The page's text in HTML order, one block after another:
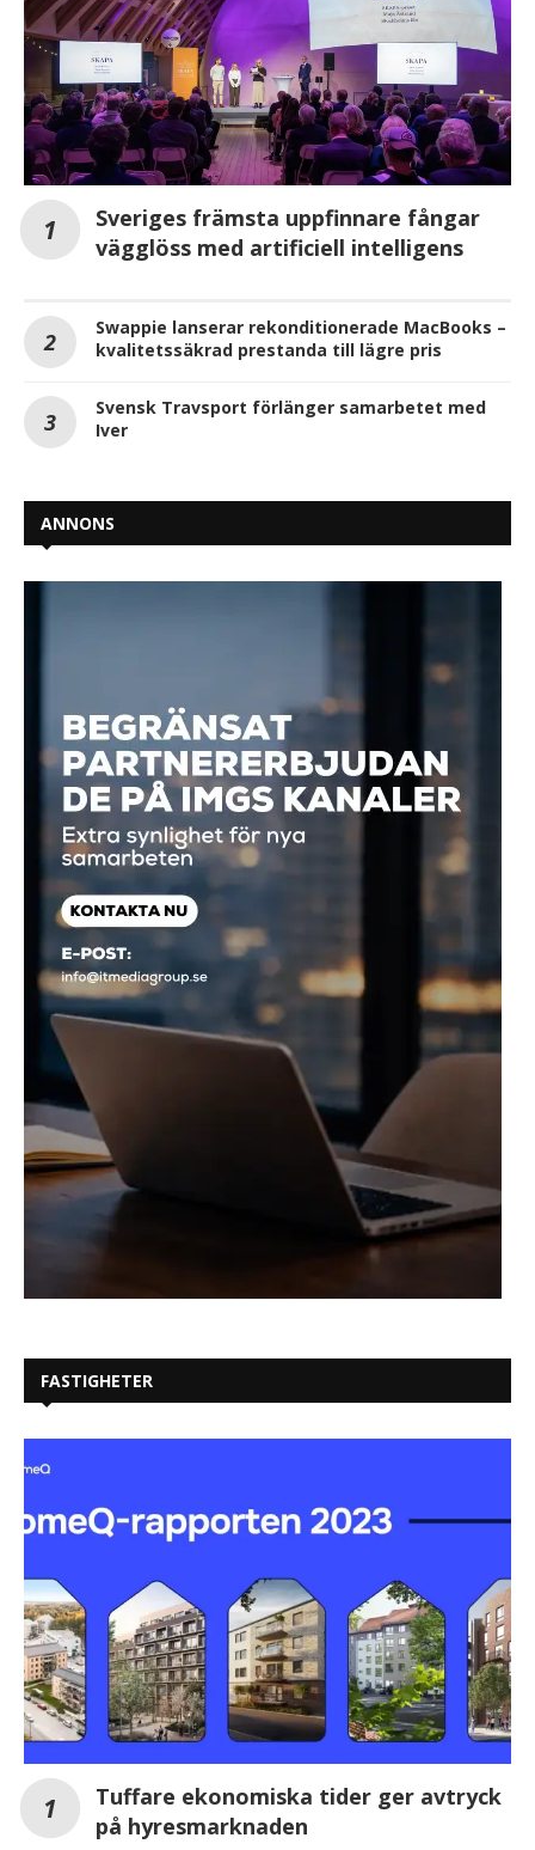
Sveriges främsta uppfinnare fångar
vägglöss med artificiell intelligens
Swappie lanserar rekonditionerade MacBooks –
kvalitetssäkrad prestanda till lägre pris
Svensk Travsport förlänger samarbetet med
Iver
ANNONS
FASTIGHETER
Tuffare ekonomiska tider ger avtryck
på hyresmarknaden